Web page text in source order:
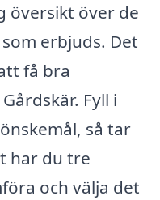
översikt över de
erbjuds. Det
få bra
Fyll i
så tar
har du tre
och välja det